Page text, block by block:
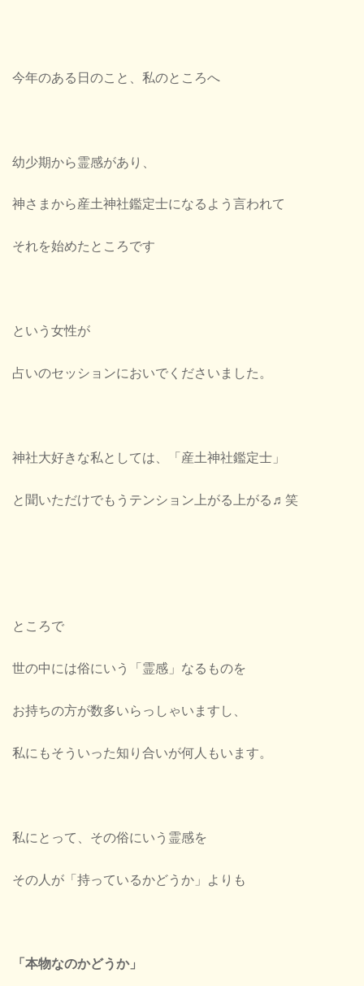
今年のある日のこと、私のところへ
幼少期から霊感があり、
神さまから産土神社鑑定士になるよう言われて
それを始めたところです
という女性が
占いのセッションにおいでくださいました。
神社大好きな私としては、「産土神社鑑定士」
と聞いただけでもうテンション上がる上がる♬笑
ところで
世の中には俗にいう「霊感」なるものを
お持ちの方が数多いらっしゃいますし、
私にもそういった知り合いが何人もいます。
私にとって、その俗にいう霊感を
その人が「持っているかどうか」よりも
「本物なのかどうか」